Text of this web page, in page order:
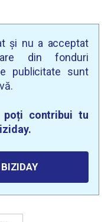
și nu a acceptat
din fonduri
publicitate sunt
poți contribui tu